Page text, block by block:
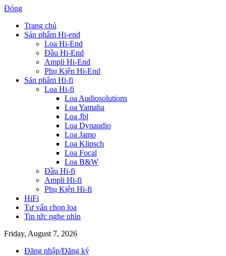
Đóng
Trang chủ
Sản phẩm Hi-end
Loa Hi-End
Đầu Hi-End
Ampli Hi-End
Phụ Kiện Hi-End
Sản phẩm Hi-fi
Loa Hi-fi
Loa Audiosolutions
Loa Yamaha
Loa Jbl
Loa Dynaudio
Loa Jamo
Loa Klipsch
Loa Focal
Loa B&W
Đầu Hi-fi
Ampli Hi-fi
Phụ Kiện Hi-fi
HiFi
Tư vấn chọn loa
Tin tức nghe nhìn
Friday, August 7, 2026
Đăng nhập/Đăng ký